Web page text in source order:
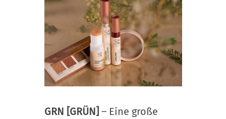
GRN [GRÜN] – Eine große